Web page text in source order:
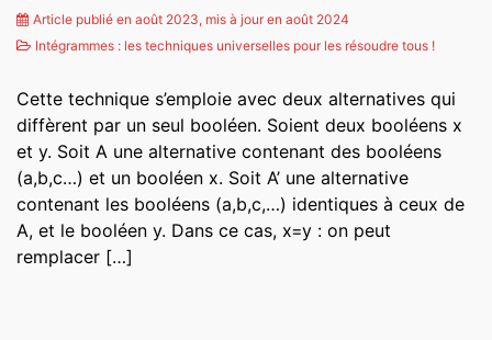
Article publié en août 2023, mis à jour en août 2024
Intégrammes : les techniques universelles pour les résoudre tous !
Cette technique s’emploie avec deux alternatives qui
diffèrent par un seul booléen. Soient deux booléens x
et y. Soit A une alternative contenant des booléens
(a,b,c…) et un booléen x. Soit A’ une alternative
contenant les booléens (a,b,c,…) identiques à ceux de
A, et le booléen y. Dans ce cas, x=y : on peut
remplacer […]